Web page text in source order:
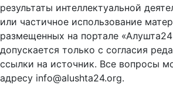
результаты интеллектуальной
или частичное использование
размещенных на портале
допускается только с согласия
ссылки на источник. Все вопросы
адресу info@alushta24.org.